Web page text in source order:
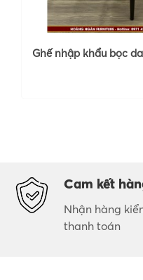
Ghế nhập khẩu bọc
Cam kết
Nhận hàng
thanh toán